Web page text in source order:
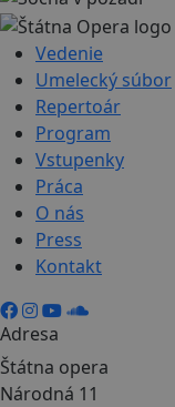
Vedenie
Umelecký súbor
Repertoár
Program
Vstupenky
Práca
O nás
Press
Kontakt
Adresa
Štátna opera
Národná 11